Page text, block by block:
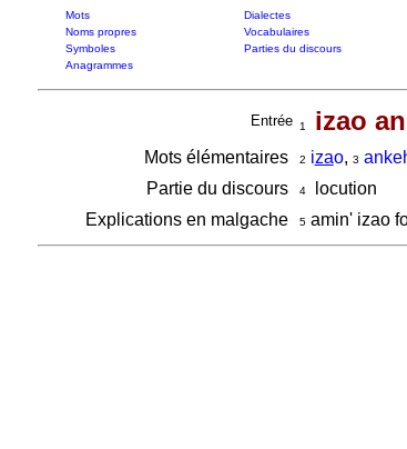
Mots Dialectes
Noms propres
Vocabulaires
Symboles
Parties du discours
Anagrammes
Entrée 1 izao
Mots élémentaires 2 izao, 3
Partie du discours
4locution
Explications en malgache
5amin' izao